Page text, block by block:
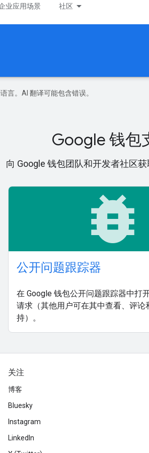
业应用场景 社区
言。AI 翻译可能包含错误。
Google 钱包
向 Google 钱包团队和开发者社区
bug_report
公开问题跟踪器
在 Google 钱包公开问题跟踪器中打
请求（其他用户可在其中查看、评论
持）。
关注
博客
Bluesky
Instagram
LinkedIn